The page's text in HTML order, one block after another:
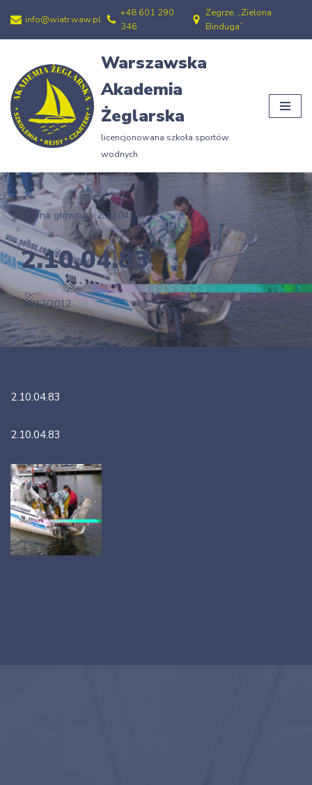
Przejdź
treści
info@wiatr.waw.pl
+48 601 290
346
Zegrze, „Zielona
Binduga”
Warszawska
Akademia
Żeglarska
licencjonowana szkoła sportów
wodnych
Strona główna»2.10.04.83
2.10.04.83
30/12/2012
2.10.04.83
2.10.04.83